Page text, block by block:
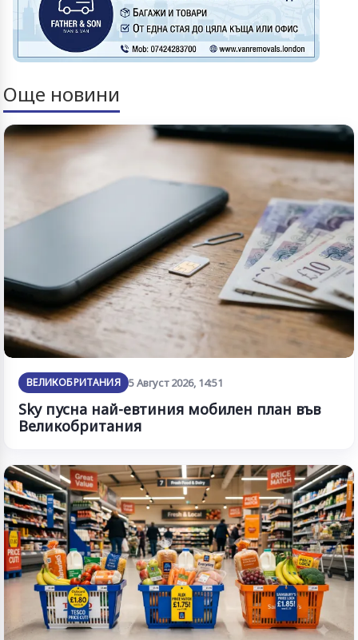
Още новини
ВЕЛИКОБРИТАНИЯ 5 Август 2026, 14:51
Sky пусна най-евтиния мобилен план във
Великобритания